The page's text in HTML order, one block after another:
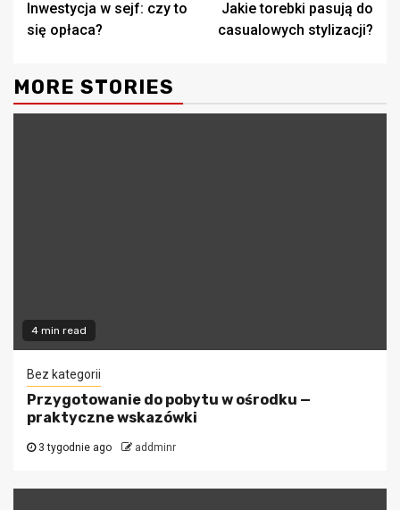
Reading
Inwestycja w sejf: czy to
się opłaca?
Jakie torebki pasują do
casualowych stylizacji?
MORE STORIES
4 min read
Bez kategorii
Przygotowanie do pobytu w ośrodku —
praktyczne wskazówki
3 tygodnie ago addminr